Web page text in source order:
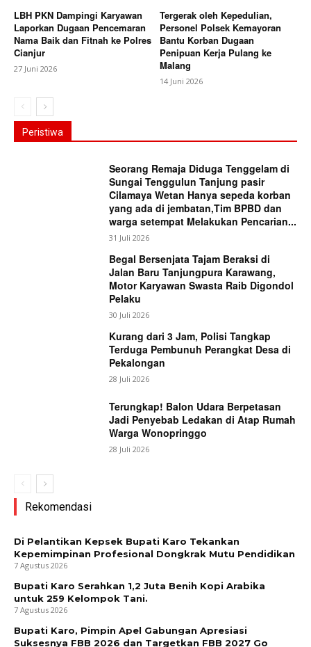
LBH PKN Dampingi Karyawan
Laporkan Dugaan Pencemaran
Nama Baik dan Fitnah ke Polres
Cianjur
27 Juni 2026
Tergerak oleh Kepedulian,
Personel Polsek Kemayoran
Bantu Korban Dugaan
Penipuan Kerja Pulang ke
Malang
14 Juni 2026
Peristiwa
Seorang Remaja Diduga Tenggelam di
Sungai Tenggulun Tanjung pasir
Cilamaya Wetan Hanya sepeda korban
yang ada di jembatan,Tim BPBD dan
warga setempat Melakukan Pencarian...
31 Juli 2026
Begal Bersenjata Tajam Beraksi di
Jalan Baru Tanjungpura Karawang,
Motor Karyawan Swasta Raib Digondol
Pelaku
30 Juli 2026
Kurang dari 3 Jam, Polisi Tangkap
Terduga Pembunuh Perangkat Desa di
Pekalongan
28 Juli 2026
Terungkap! Balon Udara Berpetasan
Jadi Penyebab Ledakan di Atap Rumah
Warga Wonopringgo
28 Juli 2026
Rekomendasi
Di Pelantikan Kepsek Bupati Karo Tekankan
Kepemimpinan Profesional Dongkrak Mutu Pendidikan
7 Agustus 2026
Bupati Karo Serahkan 1,2 Juta Benih Kopi Arabika
untuk 259 Kelompok Tani.
7 Agustus 2026
Bupati Karo, Pimpin Apel Gabungan Apresiasi
Suksesnya FBB 2026 dan Targetkan FBB 2027 Go